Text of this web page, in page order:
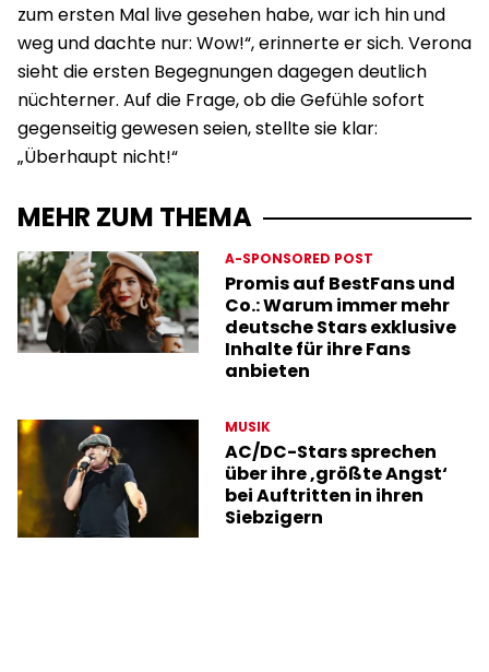
zum ersten Mal live gesehen habe, war ich hin und
weg und dachte nur: Wow!“, erinnerte er sich. Verona
sieht die ersten Begegnungen dagegen deutlich
nüchterner. Auf die Frage, ob die Gefühle sofort
gegenseitig gewesen seien, stellte sie klar:
„Überhaupt nicht!“
MEHR ZUM THEMA
A-SPONSORED POST
Promis auf BestFans und
Co.: Warum immer mehr
deutsche Stars exklusive
Inhalte für ihre Fans
anbieten
MUSIK
AC/DC-Stars sprechen
über ihre ‚größte Angst‘
bei Auftritten in ihren
Siebzigern